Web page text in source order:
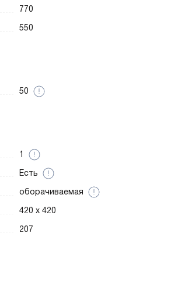
770
550
50
1
Есть
оборачиваемая
420 х 420
207